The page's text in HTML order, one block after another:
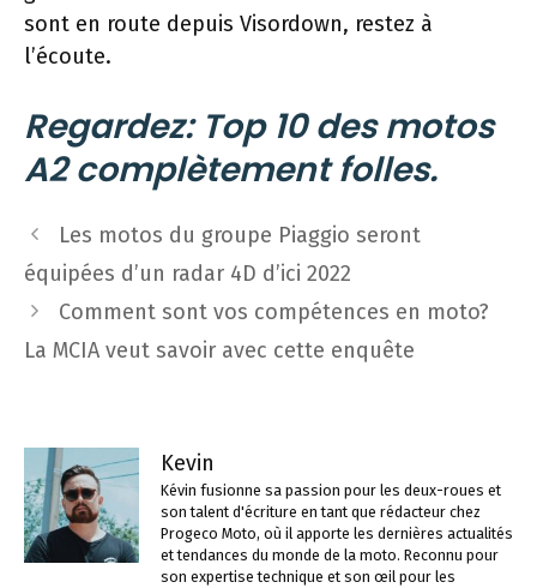
sont en route depuis Visordown, restez à
l’écoute.
Regardez: Top 10 des motos
A2 complètement folles.
Navigation
des
Les motos du groupe Piaggio seront
équipées d’un radar 4D d’ici 2022
Comment sont vos compétences en moto?
La MCIA veut savoir avec cette enquête
Kevin
Kévin fusionne sa passion pour les deux-roues et
son talent d'écriture en tant que rédacteur chez
Progeco Moto, où il apporte les dernières actualités
et tendances du monde de la moto. Reconnu pour
son expertise technique et son œil pour les